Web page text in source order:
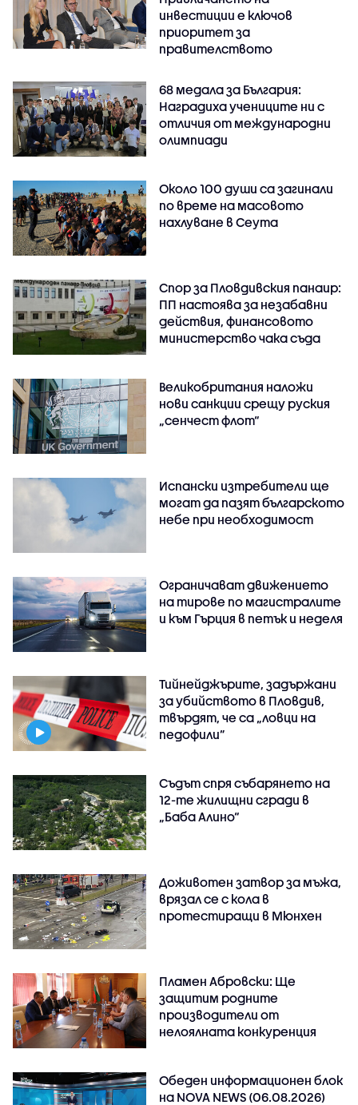
инвестиции е ключов
приоритет за
правителството
68 медала за България:
Наградиха учениците ни с
отличия от международни
олимпиади
Около 100 души са загинали
по време на масовото
нахлуване в Сеута
Спор за Пловдивския панаир:
ПП настоява за незабавни
действия, финансовото
министерство чака съда
Великобритания наложи
нови санкции срещу руския
„сенчест флот“
Испански изтребители ще
могат да пазят българското
небе при необходимост
Ограничават движението
на тирове по магистралите
и към Гърция в петък и неделя
Тийнейджърите, задържани
за убийството в Пловдив,
твърдят, че са „ловци на
педофили”
Съдът спря събарянето на
12-те жилищни сгради в
„Баба Алино“
Доживотен затвор за мъжа,
врязал се с кола в
протестиращи в Мюнхен
Пламен Абровски: Ще
защитим родните
производители от
нелоялната конкуренция
Обеден информационен блок
на NOVA NEWS (06.08.2026)